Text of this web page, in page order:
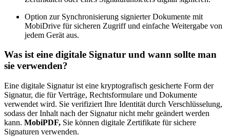
Option zur Synchronisierung signierter Dokumente mit
MobiDrive für sicheren Zugriff und einfache Weitergabe von
jedem Gerät aus.
Was ist eine digitale Signatur und wann sollte man
sie verwenden?
Eine digitale Signatur ist eine kryptografisch gesicherte Form der
Signatur, die für Verträge, Rechtsformulare und Dokumente
verwendet wird. Sie verifiziert Ihre Identität durch Verschlüsselung,
sodass der Inhalt nach der Signatur nicht mehr geändert werden
kann. MobiPDF, Sie können digitale Zertifikate für sichere
Signaturen verwenden.